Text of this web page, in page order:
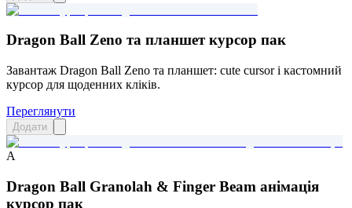
Dragon Ball Zeno та планшет курсор пак
Завантаж Dragon Ball Zeno та планшет: cute cursor і кастомний
курсор для щоденних кліків.
Переглянути
Додати
A
Dragon Ball Granolah & Finger Beam анімація
курсор пак